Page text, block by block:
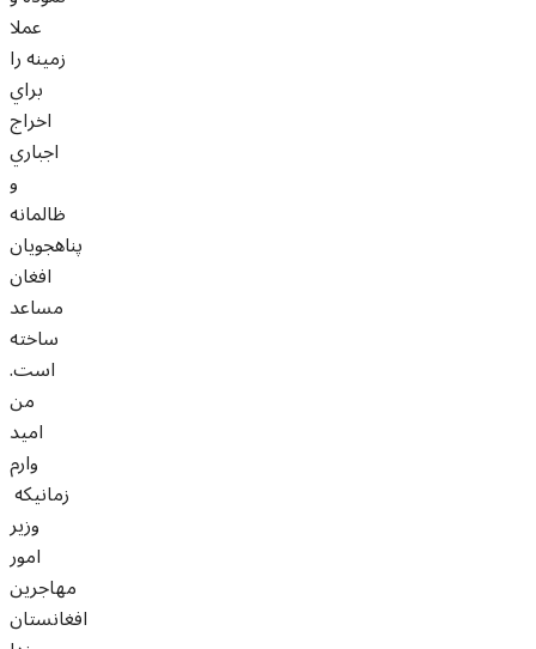
عملا
زمينه را
براي
اخراج
اجباري
و
ظالمانه
پناهجويان
افغان
مساعد
ساخته
است.
من
اميد
وارم
زمانيکه
وزير
امور
مهاجرين
افغانستان